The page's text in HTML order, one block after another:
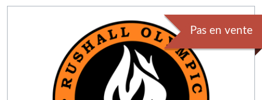
Pas en vente